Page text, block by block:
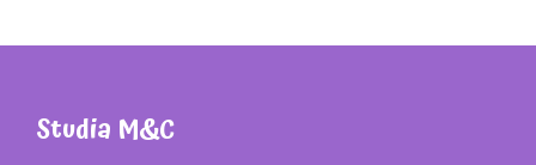
Studia M&C